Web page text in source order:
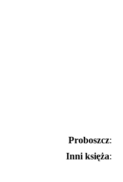
Proboszcz:
Inni księża: